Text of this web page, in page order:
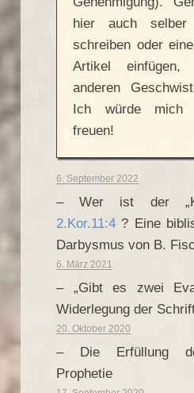
hier auch selber
schreiben oder
Artikel
anderen
Ich würde mich
freuen!
6. September 2022
– Wer ist der
2.Kor.11:4 ? Eine
Darbysmus von B.
6. März 2021
– „Gibt es zwei
Widerlegung der
20. Oktober 2020
– Die Erfüllung
Prophetie